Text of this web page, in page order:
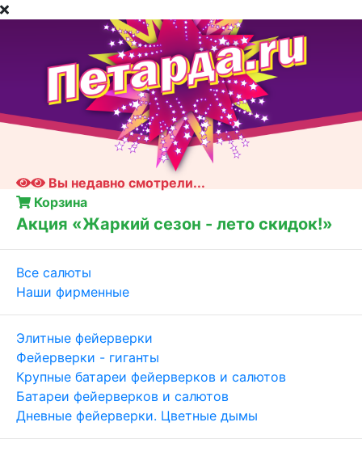
Вы недавно смотрели...
Корзина
Акция «Жаркий сезон - лето скидок!»
Все салюты
Наши фирменные
Элитные фейерверки
Фейерверки - гиганты
Крупные батареи фейерверков и салютов
Батареи фейерверков и салютов
Дневные фейерверки. Цветные дымы